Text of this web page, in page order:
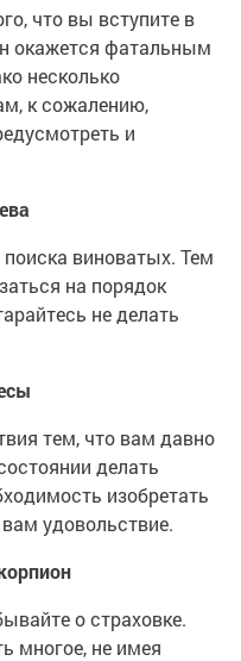
что вы вступите в
окажется фатальным
несколько
к сожалению,
и
виноватых. Тем
на порядок
не делать
тем, что вам давно
делать
изобретать
удовольствие.
о страховке.
многое, не имея